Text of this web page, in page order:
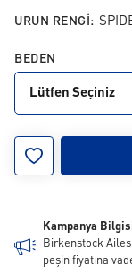
URUN RENGI:
BEDEN
Lütfen Seçiniz
33 34
Kampanya
Birkenstock
peşin fiyatına